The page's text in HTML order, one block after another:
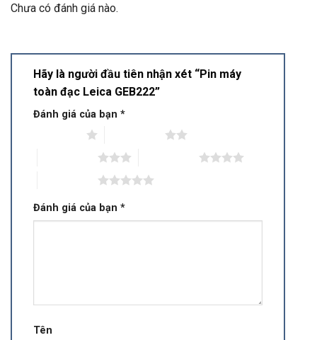
Chưa có đánh giá nào.
Hãy là người đầu tiên nhận xét “Pin máy
toàn đạc Leica GEB222”
Đánh giá của bạn *
Đánh giá của bạn *
Tên